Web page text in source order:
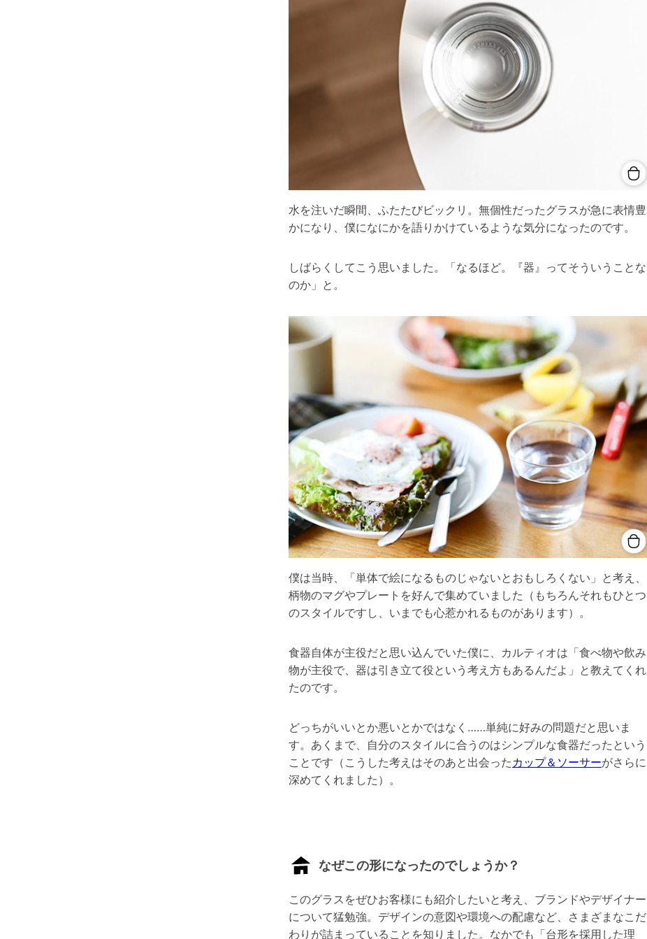
水を注いだ瞬間、ふたたびビックリ。無個性だったグラスが急に表情豊
かになり、僕になにかを語りかけているような気分になったのです。
しばらくしてこう思いました。「なるほど。『器』ってそういうことな
のか」と。
僕は当時、「単体で絵になるものじゃないとおもしろくない」と考え、
柄物のマグやプレートを好んで集めていました（もちろんそれもひとつ
のスタイルですし、いまでも心惹かれるものがあります）。
食器自体が主役だと思い込んでいた僕に、カルティオは「食べ物や飲み
物が主役で、器は引き立て役という考え方もあるんだよ」と教えてくれ
たのです。
どっちがいいとか悪いとかではなく……単純に好みの問題だと思いま
す。あくまで、自分のスタイルに合うのはシンプルな食器だったという
ことです（こうした考えはそのあと出会った カップ＆ソーサーがさらに
深めてくれました）。
なぜこの形になったのでしょうか？
このグラスをぜひお客様にも紹介したいと考え、ブランドやデザイナー
について猛勉強。デザインの意図や環境への配慮など、さまざまなこだ
わりが詰まっていることを知りました。なかでも「台形を採用した理